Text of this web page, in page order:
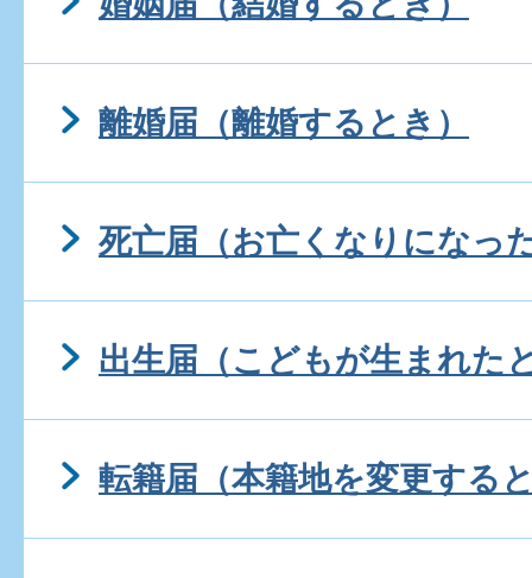
離婚届（離婚するとき）
死亡届（お亡くなりになっ
出生届（こどもが生まれた
転籍届（本籍地を変更する